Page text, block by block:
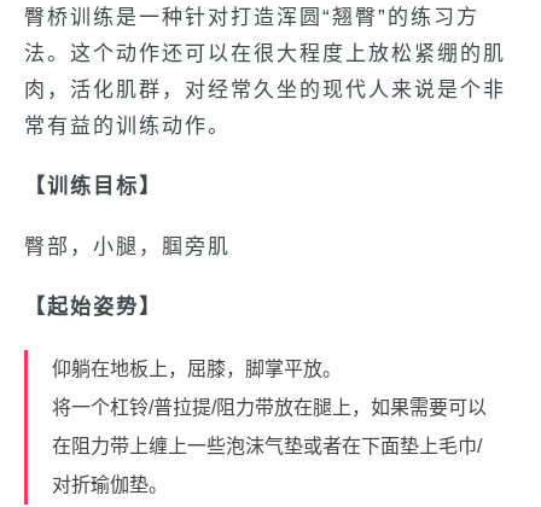
臀桥训练是一种针对打造浑圆“翘臀”的练习方
法。这个动作还可以在很大程度上放松紧绷的肌
肉，活化肌群，对经常久坐的现代人来说是个非
常有益的训练动作。
【训练目标】
臀部，小腿，腘旁肌
【起始姿势】
仰躺在地板上，屈膝，脚掌平放。
将一个杠铃/普拉提/阻力带放在腿上，如果需要可以
在阻力带上缠上一些泡沫气垫或者在下面垫上毛巾/
对折瑜伽垫。